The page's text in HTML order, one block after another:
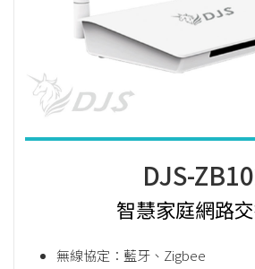
DJS-
智慧家庭網路
無線協定：藍牙、Zigbee